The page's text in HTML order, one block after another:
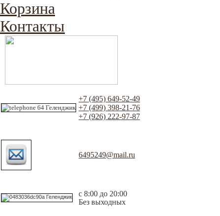
Корзина
Контакты
+7 (495) 649-52-49
+7 (499) 398-21-76
+7 (926) 222-97-87
6495249@mail.ru
с 8:00 до 20:00
Без выходных